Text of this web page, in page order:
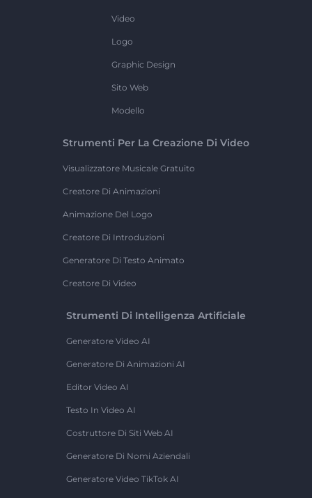
Video
Logo
Graphic Design
Sito Web
Modello
Strumenti Per La Creazione Di Video
Visualizzatore Musicale Gratuito
Creatore Di Animazioni
Animazione Del Logo
Creatore Di Introduzioni
Generatore Di Testo Animato
Creatore Di Video
Strumenti Di Intelligenza Artificiale
Generatore Video AI
Generatore Di Animazioni AI
Editor Video AI
Testo In Video AI
Costruttore Di Siti Web AI
Generatore Di Nomi Aziendali
Generatore Video TikTok AI